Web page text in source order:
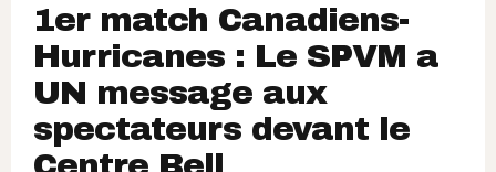
1er match Canadiens-
Hurricanes : Le SPVM a
UN message aux
spectateurs devant le